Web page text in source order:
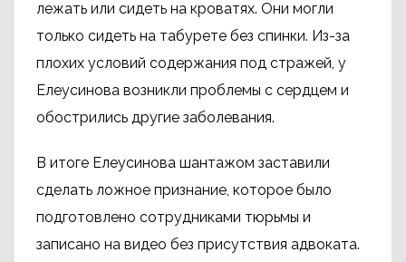
лежать или сидеть на кроватях. Они могли
только сидеть на табурете без спинки. Из-за
плохих условий содержания под стражей, у
Елеусинова возникли проблемы с сердцем и
обострились другие заболевания.
В итоге Елеусинова шантажом заставили
сделать ложное признание, которое было
подготовлено сотрудниками тюрьмы и
записано на видео без присутствия адвоката.